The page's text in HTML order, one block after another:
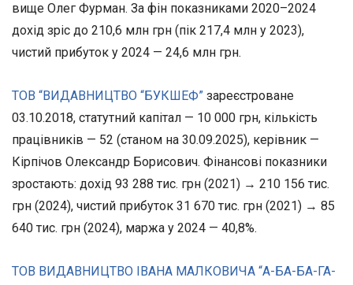
вище Олег Фурман. За фін показниками 2020–2024
дохід зріс до 210,6 млн грн (пік 217,4 млн у 2023),
чистий прибуток у 2024 — 24,6 млн грн.
ТОВ “ВИДАВНИЦТВО “БУКШЕФ” зареєстроване
03.10.2018, статутний капітал — 10 000 грн, кількість
працівників — 52 (станом на 30.09.2025), керівник —
Кірпічов Олександр Борисович. Фінансові показники
зростають: дохід 93 288 тис. грн (2021) → 210 156 тис.
грн (2024), чистий прибуток 31 670 тис. грн (2021) → 85
640 тис. грн (2024), маржа у 2024 — 40,8%.
ТОВ ВИДАВНИЦТВО ІВАНА МАЛКОВИЧА “А-БА-БА-ГА-